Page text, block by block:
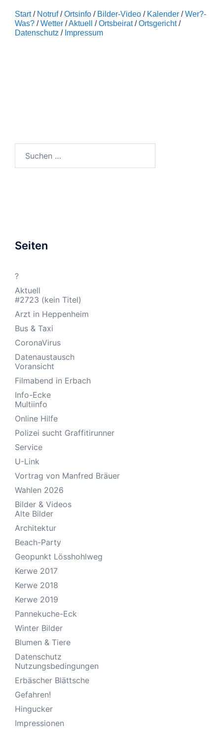
Start/ Notruf/Ortsinfo / Bilder-Video / Kalender /Wer?-
Was? /Wetter /Aktuell /Ortsbeirat/Ortsgericht/
Datenschutz / Impressum
nach:
Seiten
?
Aktuell
#2723 (kein Titel)
Arzt in Heppenheim
Bus & Taxi
CoronaVirus
Datenaustausch
Voransicht
Filmabend in Erbach
Info-Ecke
Multiinfo
Online Hilfe
Polizei sucht Graffitirunner
Service
U-Link
Vortrag von Manfred Bräuer
Wahlen 2026
Bilder & Videos
Alte Bilder
Architektur
Beach-Party
Geopunkt Lösshohlweg
Kerwe 2017
Kerwe 2018
Kerwe 2019
Pannekuche-Eck
Winter Bilder
Blumen & Tiere
Datenschutz
Nutzungsbedingungen
Erbäscher Blättsche
Gefahren!
Hingucker
Impressionen